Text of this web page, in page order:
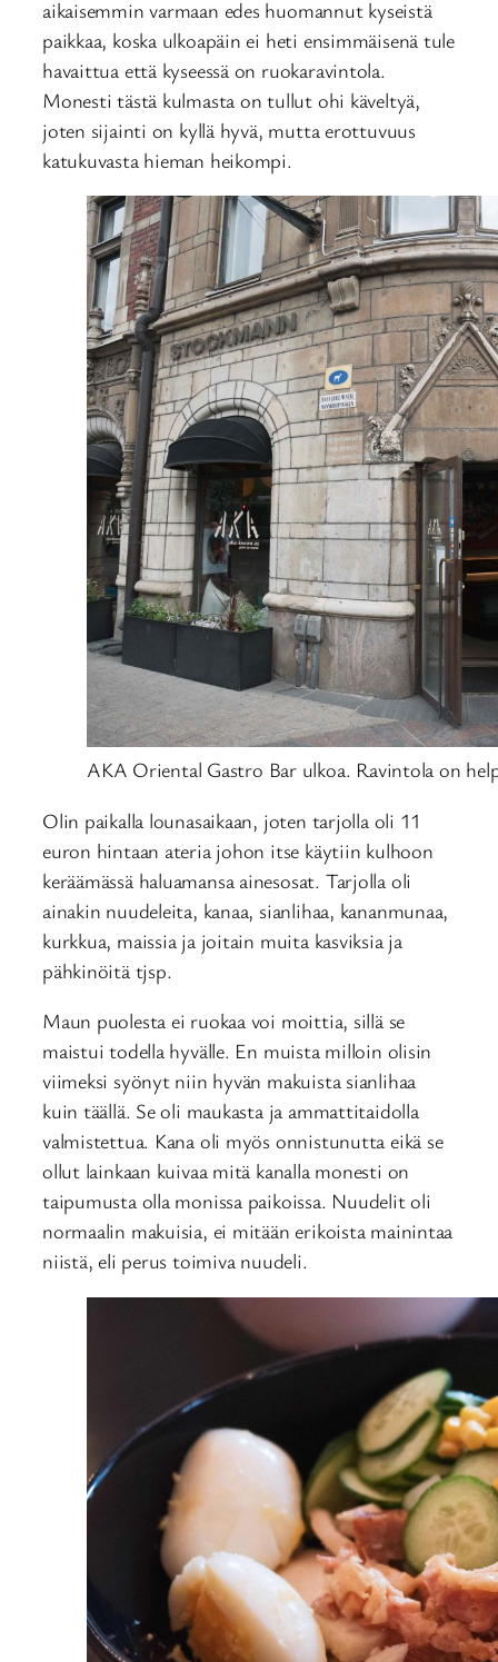
aikaisemmin varmaan edes huomannut kyseistä
paikkaa, koska ulkoapäin ei heti ensimmäisenä tule
havaittua että kyseessä on ruokaravintola.
Monesti tästä kulmasta on tullut ohi käveltyä,
joten sijainti on kyllä hyvä, mutta erottuvuus
katukuvasta hieman heikompi.
AKA Oriental Gastro Bar ulkoa. Ravintola on
Olin paikalla lounasaikaan, joten tarjolla oli 11
euron hintaan ateria johon itse käytiin kulhoon
keräämässä haluamansa ainesosat. Tarjolla oli
ainakin nuudeleita, kanaa, sianlihaa, kananmunaa,
kurkkua, maissia ja joitain muita kasviksia ja
pähkinöitä tjsp.
Maun puolesta ei ruokaa voi moittia, sillä se
maistui todella hyvälle. En muista milloin olisin
viimeksi syönyt niin hyvän makuista sianlihaa
kuin täällä. Se oli maukasta ja ammattitaidolla
valmistettua. Kana oli myös onnistunutta eikä se
ollut lainkaan kuivaa mitä kanalla monesti on
taipumusta olla monissa paikoissa. Nuudelit oli
normaalin makuisia, ei mitään erikoista mainintaa
niistä, eli perus toimiva nuudeli.